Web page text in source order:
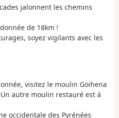
jalonnent les chemins
de 18km !
soyez vigilants avec les
visitez le moulin Goihena
autre moulin restauré est à
occidentale des Pyrénées